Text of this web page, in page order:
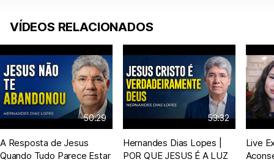
VÍDEOS RELACIONADOS
50:29
A Resposta de Jesus
Quando Tudo Parece Estar
53:32
Hernandes Dias Lopes |
POR QUE JESUS É A LUZ
Live